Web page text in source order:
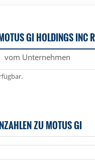
GI HOLDINGS INC
vom Unternehmen
ZU MOTUS GI